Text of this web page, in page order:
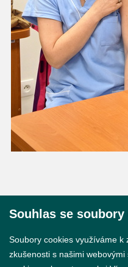
Souhlas se
Soubory cookies využíváme
zkušenosti s našimi